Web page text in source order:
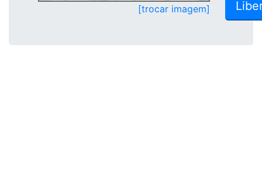
[trocar imagem]